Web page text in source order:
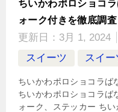
ちいかわポロショコ
ォーク付きを徹底調査
更新日： 3月 1, 2024
スイーツ
スイ
ちいかわポロショコラば
ちいかわポロショコラば
ォーク、ステッカー ち